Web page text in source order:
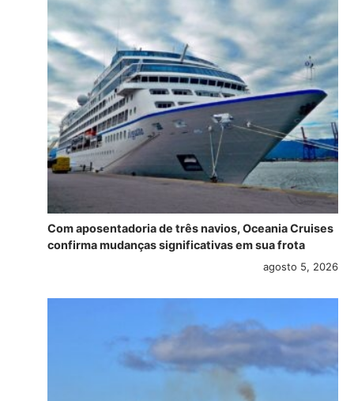
Com aposentadoria de três navios, Oceania Cruises
confirma mudanças significativas em sua frota
agosto 5, 2026